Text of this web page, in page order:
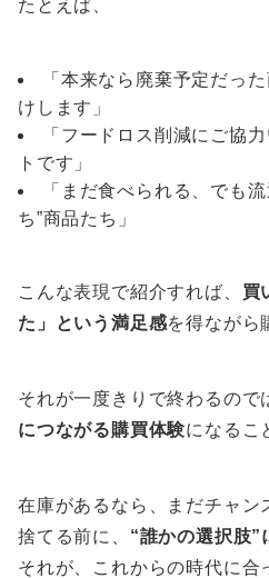
たとえば、
「本来なら廃棄予定だっ
けします」
「フードロス削減にご協
トです」
「まだ食べられる、でも
ち”商品たち」
こんな表現で紹介すれば、 買
た」という満足感を得ながら
それが一度きりで終わるので
につながる購買体験になるこ
在庫があるなら、まだチャン
捨てる前に、 “誰かの選択肢”
それが、これからの時代に合